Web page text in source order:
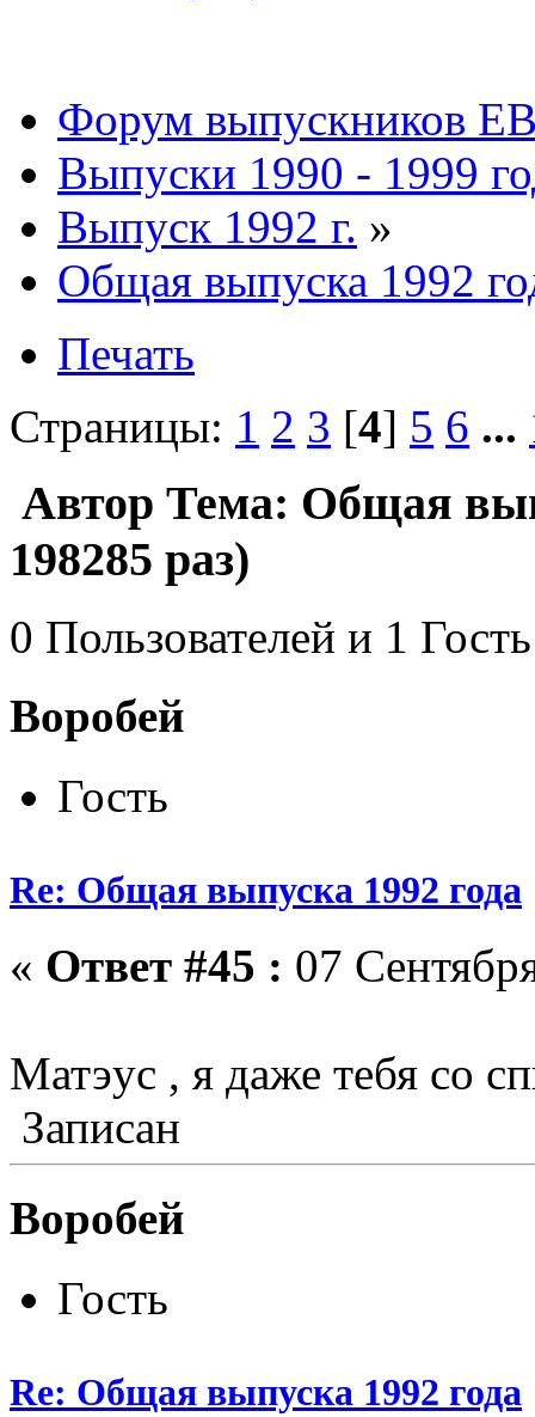
Форум выпускников
Выпуски 1990 - 1999
Выпуск 1992 г. »
Общая выпуска 1992
Печать
Страницы: 1 2 3 [4] 5 6 ...
Автор Тема: Общая
198285 раз)
0 Пользователей и 1
Воробей
Гость
Re: Общая выпуска 1992 года
« Ответ #45 : 07
Матэус , я даже тебя со
Записан
Воробей
Гость
Re: Общая выпуска 1992 года